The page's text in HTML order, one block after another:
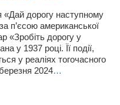
«Дай дорогу наступному
п’єсою американської
«Зробіть дорогу у
у 1937 році. Її події,
у реаліях тогочасного
2024…